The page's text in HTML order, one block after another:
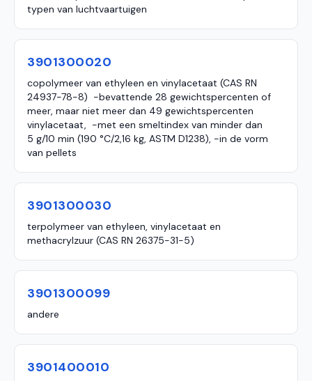
typen van luchtvaartuigen
3901300020
copolymeer van ethyleen en vinylacetaat (CAS RN
24937-78-8) -bevattende 28 gewichtspercenten of
meer, maar niet meer dan 49 gewichtspercenten
vinylacetaat, -met een smeltindex van minder dan
5 g/10 min (190 °C/2,16 kg, ASTM D1238), -in de vorm
van pellets
3901300030
terpolymeer van ethyleen, vinylacetaat en
methacrylzuur (CAS RN 26375-31-5)
3901300099
andere
3901400010